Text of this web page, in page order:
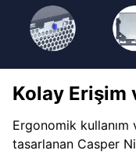
Kolay Erişim
Ergonomik kullanım
tasarlanan Casper